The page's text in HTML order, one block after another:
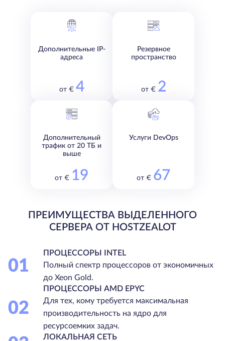
Дополнительные IP-
адреса
от € 4
Резервное
пространство
от € 2
Дополнительный
трафик от 20 ТБ и
выше
от € 19
Услуги DevOps
от € 67
ПРЕИМУЩЕСТВА ВЫДЕЛЕННОГО
СЕРВЕРА ОТ HOSTZEALOT
01
ПРОЦЕССОРЫ INTEL
Полный спектр процессоров от экономичных
до Xeon Gold.
02
ПРОЦЕССОРЫ AMD EPYC
Для тех, кому требуется максимальная
производительность на ядро для
ресурсоемких задач.
ЛОКАЛЬНАЯ СЕТЬ